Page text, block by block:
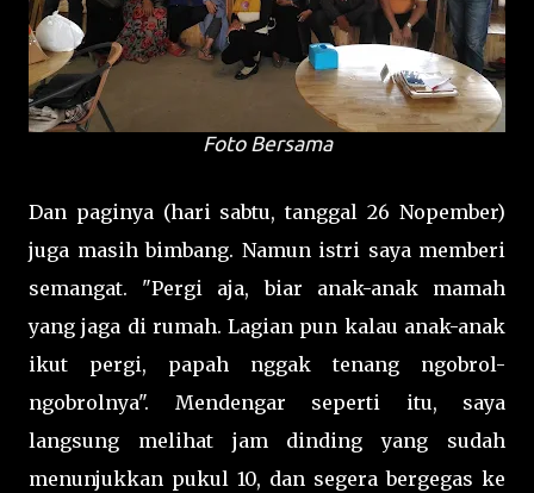
Foto Bersama
Dan paginya (hari sabtu, tanggal 26 Nopember)
juga masih bimbang. Namun istri saya memberi
semangat. "Pergi aja, biar anak-anak mamah
yang jaga di rumah. Lagian pun kalau anak-anak
ikut pergi, papah nggak tenang ngobrol-
ngobrolnya". Mendengar seperti itu, saya
langsung melihat jam dinding yang sudah
menunjukkan pukul 10, dan segera bergegas ke